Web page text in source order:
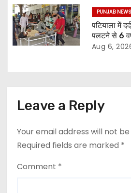
PUNJAB NEWS
पटियाला में
पलटने से 6
घायल
Aug 6,
Leave a Reply
Your email address will not
Required fields are marked *
Comment *